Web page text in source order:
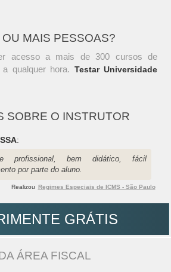
MAIS PESSOAS?
acesso a mais de 300 cursos de
qualquer hora. Testar Universidade
SOBRE O INSTRUTOR
:
profissional, bem didático, fácil
por parte do aluno.
Realizou Regimes Especiais de ICMS - São Paulo
GRÁTIS
ÁREA FISCAL